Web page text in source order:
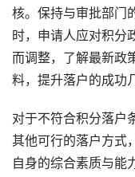
核。保持与审批部门
时，申请人应对积分
而调整，了解最新政
料，提升落户的成功
对于不符合积分落户
其他可行的落户方式
自身的综合素质与能